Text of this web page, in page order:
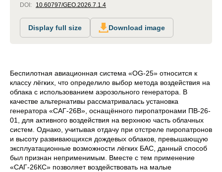
DOI: 10.60797/GEO.2026.7.1.4
Display full size Download image
Беспилотная авиационная система «OG-25» относится к
классу лёгких, что определило выбор метода воздействия на
облака с использованием аэрозольного генератора. В
качестве альтернативы рассматривалась установка
генератора «САГ-26В», оснащённого пиропатронами ПВ-26-
01, для активного воздействия на верхнюю часть облачных
систем. Однако, учитывая отдачу при отстреле пиропатронов
и высоту развивающихся дождевых облаков, превышающую
эксплуатационные возможности лёгких БАС, данный способ
был признан неприменимым. Вместе с тем применение
«САГ-26КС» позволяет воздействовать на малые